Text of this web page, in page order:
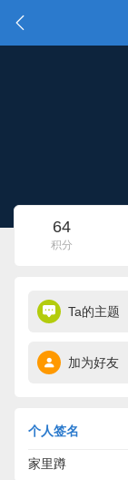
64
积分
Ta的主题
加为好友
个人签名
家里蹲